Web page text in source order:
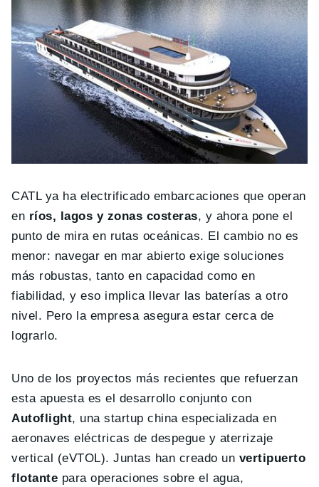
CATL ya ha electrificado embarcaciones que operan
en ríos, lagos y zonas costeras, y ahora pone el
punto de mira en rutas oceánicas. El cambio no es
menor: navegar en mar abierto exige soluciones
más robustas, tanto en capacidad como en
fiabilidad, y eso implica llevar las baterías a otro
nivel. Pero la empresa asegura estar cerca de
lograrlo.
Uno de los proyectos más recientes que refuerzan
esta apuesta es el desarrollo conjunto con
Autoflight, una startup china especializada en
aeronaves eléctricas de despegue y aterrizaje
vertical (eVTOL). Juntas han creado un vertipuerto
flotante para operaciones sobre el agua,